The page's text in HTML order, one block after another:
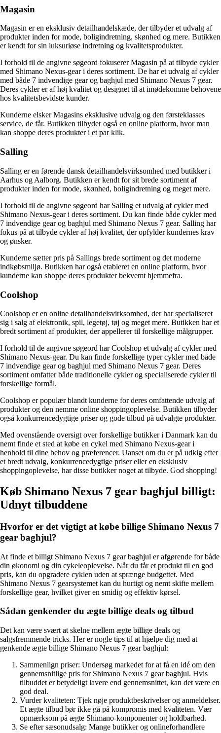
Magasin
Magasin er en eksklusiv detailhandelskæde, der tilbyder et udvalg af
produkter inden for mode, boligindretning, skønhed og mere. Butikken
er kendt for sin luksuriøse indretning og kvalitetsprodukter.
I forhold til de angivne søgeord fokuserer Magasin på at tilbyde cykler
med Shimano Nexus-gear i deres sortiment. De har et udvalg af cykler
med både 7 indvendige gear og baghjul med Shimano Nexus 7 gear.
Deres cykler er af høj kvalitet og designet til at imødekomme behovene
hos kvalitetsbevidste kunder.
Kunderne elsker Magasins eksklusive udvalg og den førsteklasses
service, de får. Butikken tilbyder også en online platform, hvor man
kan shoppe deres produkter i et par klik.
Salling
Salling er en førende dansk detailhandelsvirksomhed med butikker i
Aarhus og Aalborg. Butikken er kendt for sit brede sortiment af
produkter inden for mode, skønhed, boligindretning og meget mere.
I forhold til de angivne søgeord har Salling et udvalg af cykler med
Shimano Nexus-gear i deres sortiment. Du kan finde både cykler med
7 indvendige gear og baghjul med Shimano Nexus 7 gear. Salling har
fokus på at tilbyde cykler af høj kvalitet, der opfylder kundernes krav
og ønsker.
Kunderne sætter pris på Sallings brede sortiment og det moderne
indkøbsmiljø. Butikken har også etableret en online platform, hvor
kunderne kan shoppe deres produkter bekvemt hjemmefra.
Coolshop
Coolshop er en online detailhandelsvirksomhed, der har specialiseret
sig i salg af elektronik, spil, legetøj, tøj og meget mere. Butikken har et
bredt sortiment af produkter, der appellerer til forskellige målgrupper.
I forhold til de angivne søgeord har Coolshop et udvalg af cykler med
Shimano Nexus-gear. Du kan finde forskellige typer cykler med både
7 indvendige gear og baghjul med Shimano Nexus 7 gear. Deres
sortiment omfatter både traditionelle cykler og specialiserede cykler til
forskellige formål.
Coolshop er populær blandt kunderne for deres omfattende udvalg af
produkter og den nemme online shoppingoplevelse. Butikken tilbyder
også konkurrencedygtige priser og gode tilbud på udvalgte produkter.
Med ovenstående oversigt over forskellige butikker i Danmark kan du
nemt finde et sted at købe en cykel med Shimano Nexus-gear i
henhold til dine behov og præferencer. Uanset om du er på udkig efter
et bredt udvalg, konkurrencedygtige priser eller en eksklusiv
shoppingoplevelse, har disse butikker noget at tilbyde. God shopping!
Køb Shimano Nexus 7 gear baghjul billigt:
Udnyt tilbuddene
Hvorfor er det vigtigt at købe billige Shimano Nexus 7
gear baghjul?
At finde et billigt Shimano Nexus 7 gear baghjul er afgørende for både
din økonomi og din cykeleoplevelse. Når du får et produkt til en god
pris, kan du opgradere cyklen uden at sprænge budgettet. Med
Shimano Nexus 7 gearsystemet kan du hurtigt og nemt skifte mellem
forskellige gear, hvilket giver en smidig og effektiv kørsel.
Sådan genkender du ægte billige deals og tilbud
Det kan være svært at skelne mellem ægte billige deals og
salgsfremmende tricks. Her er nogle tips til at hjælpe dig med at
genkende ægte billige Shimano Nexus 7 gear baghjul:
Sammenlign priser: Undersøg markedet for at få en idé om den
gennemsnitlige pris for Shimano Nexus 7 gear baghjul. Hvis
tilbuddet er betydeligt lavere end gennemsnittet, kan det være en
god deal.
Vurder kvaliteten: Tjek nøje produktbeskrivelser og anmeldelser.
Et ægte tilbud bør ikke gå på kompromis med kvaliteten. Vær
opmærksom på ægte Shimano-komponenter og holdbarhed.
Se efter sæsonudsalg: Mange butikker og onlineforhandlere